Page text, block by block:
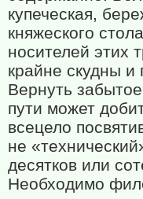
купеческая,
княжеского
носителей этих
крайне скудны и
Вернуть
пути может
всецело
не
десятков или
Необходимо